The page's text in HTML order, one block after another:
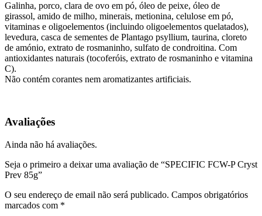
Galinha, porco, clara de ovo em pó, óleo de peixe, óleo de
girassol, amido de milho, minerais, metionina, celulose em pó,
vitaminas e oligoelementos (incluindo oligoelementos quelatados),
levedura, casca de sementes de Plantago psyllium, taurina, cloreto
de amónio, extrato de rosmaninho, sulfato de condroitina. Com
antioxidantes naturais (tocoferóis, extrato de rosmaninho e vitamina
C).
Não contém corantes nem aromatizantes artificiais.
Avaliações
Ainda não há avaliações.
Seja o primeiro a deixar uma avaliação de “SPECIFIC FCW-P Cryst
Prev 85g”
O seu endereço de email não será publicado. Campos obrigatórios
marcados com *